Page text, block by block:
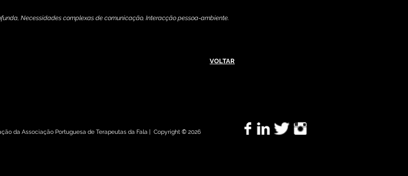
Necessidades complexas de comunicação, Interacção pessoa-ambiente.
VOLTAR
da Associação Portuguesa de Terapeutas da Fala | Copyright © 2026